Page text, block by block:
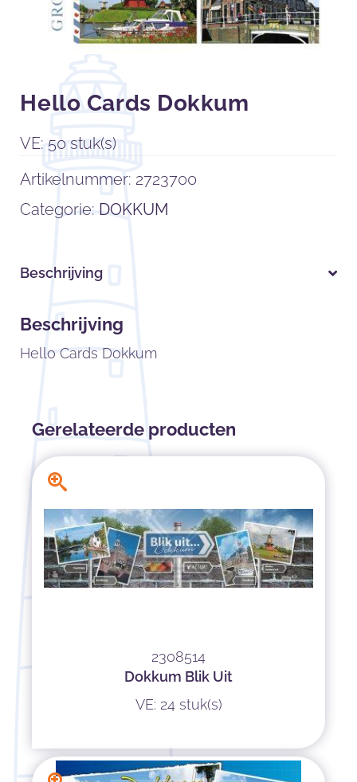
Hello Cards Dokkum
VE: 50 stuk(s)
Artikelnummer: 2723700
Categorie: DOKKUM
Beschrijving
Beschrijving
Hello Cards Dokkum
Gerelateerde producten
2308514
Dokkum Blik Uit
VE: 24 stuk(s)